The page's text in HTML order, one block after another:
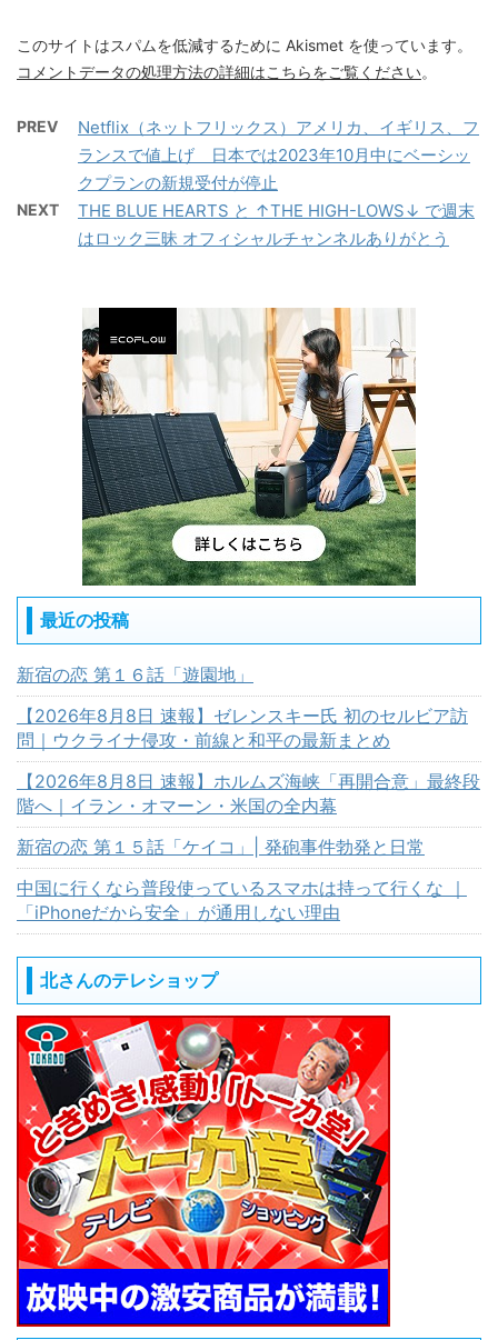
このサイトはスパムを低減するために Akismet を使っています。
コメントデータの処理方法の詳細はこちらをご覧ください。
PREV
Netflix（ネットフリックス）アメリカ、イギリス、フ
ランスで値上げ 日本では2023年10月中にベーシッ
クプランの新規受付が停止
NEXT
THE BLUE HEARTS と ↑THE HIGH-LOWS↓ で週末
はロック三昧 オフィシャルチャンネルありがとう
最近の投稿
新宿の恋 第１６話「遊園地」
【2026年8月8日 速報】ゼレンスキー氏 初のセルビア訪
問｜ウクライナ侵攻・前線と和平の最新まとめ
【2026年8月8日 速報】ホルムズ海峡「再開合意」最終段
階へ｜イラン・オマーン・米国の全内幕
新宿の恋 第１５話「ケイコ」| 発砲事件勃発と日常
中国に行くなら普段使っているスマホは持って行くな ｜
「iPhoneだから安全」が通用しない理由
北さんのテレショップ